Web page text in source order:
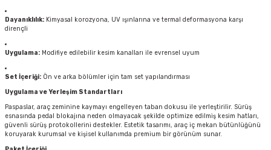
Dayanıklılık: Kimyasal korozyona, UV ışınlarına ve termal deformasyona karşı
dirençli
Uygulama: Modifiye edilebilir kesim kanalları ile evrensel uyum
Set İçeriği: Ön ve arka bölümler için tam set yapılandırması
Uygulama ve Yerleşim Standartları
Paspaslar, araç zeminine kaymayı engelleyen taban dokusu ile yerleştirilir. Sürüş
esnasında pedal blokajına neden olmayacak şekilde optimize edilmiş kesim hatları,
güvenli sürüş protokollerini destekler. Estetik tasarımı, araç iç mekan bütünlüğünü
koruyarak kurumsal ve kişisel kullanımda premium bir görünüm sunar.